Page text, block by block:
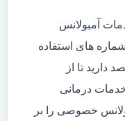
آمبولانس
های استفاده
دارید تا از
درمانی
خصوصی را بر